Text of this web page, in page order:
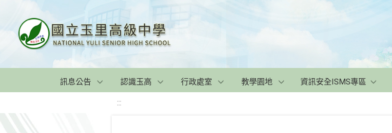
訊息公告 認識玉高 行政處室 教學園地 資訊安全ISMS專區
:::